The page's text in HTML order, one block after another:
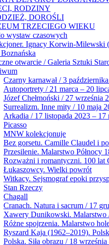
RODZINY
DOROŚLI
TRZECIEGO WIEKU
wystaw czasowych
Ignacy Korwin-Milewski
otwarcie / Galeria Sztuki
Czarny karnawał / 3
Autoportrety / 21 marca – 20
Józef Chełmoński / 27 września
Surrealizm. Inne mity / 10 maja
Arkadia / 17 listopada 2023 – 17
Picasso
MNW kolekcjonuje
Bez gorsetu. Camille Claudel i
Przesilenie. Malarstwo Północy
Rozważni i romantyczni. 100
Łukaszowcy. Wielki powrót
Witkacy. Sejsmograf epoki
Stan Rzeczy
Chagall
Cranach. Natura i sacrum / 17
Xawery Dunikowski.
Różne spojrzenia. Malarstwo
Ryszard Kaja (1962–2019).
Polska. Siła obrazu / 18